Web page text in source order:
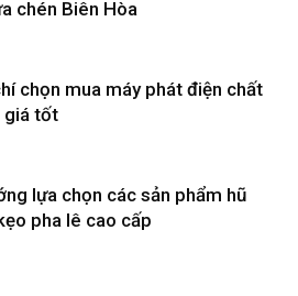
chén Biên Hòa
chọn mua máy phát điện chất
giá tốt
lựa chọn các sản phẩm hũ
pha lê cao cấp